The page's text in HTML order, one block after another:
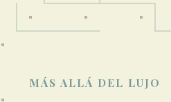
MÁS ALLÁ DEL LUJO